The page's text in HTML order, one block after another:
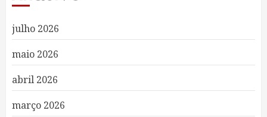
julho 2026
maio 2026
abril 2026
março 2026